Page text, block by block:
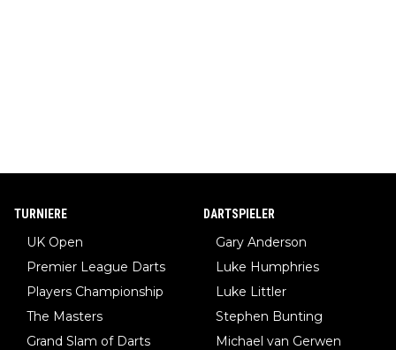
TURNIERE
UK Open
Premier League Darts
Players Championship
The Masters
Grand Slam of Darts
DARTSPIELER
Gary Anderson
Luke Humphries
Luke Littler
Stephen Bunting
Michael van Gerwen